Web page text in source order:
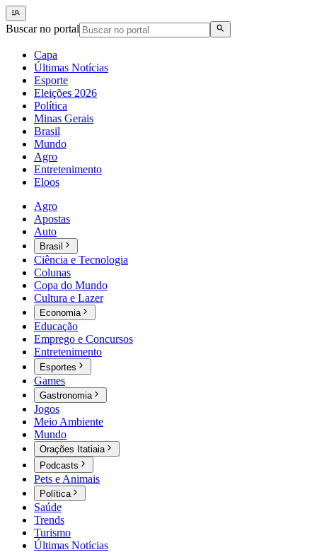
Buscar no portal
Capa
Últimas Notícias
Esporte
Eleições 2026
Política
Minas Gerais
Brasil
Mundo
Agro
Entretenimento
Eloos
Agro
Apostas
Auto
Brasil
Ciência e Tecnologia
Colunas
Copa do Mundo
Cultura e Lazer
Economia
Educação
Emprego e Concursos
Entretenimento
Esportes
Games
Gastronomia
Jogos
Meio Ambiente
Mundo
Orações Itatiaia
Podcasts
Pets e Animais
Política
Saúde
Trends
Turismo
Últimas Notícias